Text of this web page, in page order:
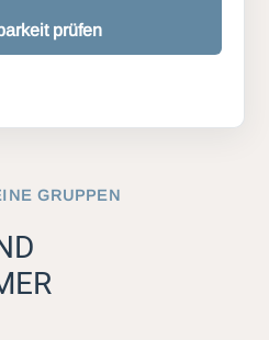
prüfen
GRUPPEN